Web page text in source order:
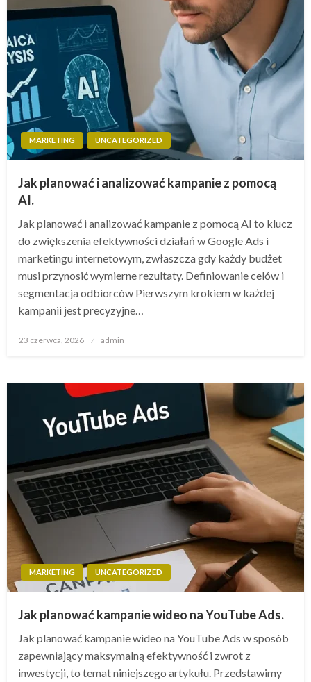
MARKETING UNCATEGORIZED
Jak planować i analizować kampanie z pomocą
AI.
Jak planować i analizować kampanie z pomocą AI to klucz
do zwiększenia efektywności działań w Google Ads i
marketingu internetowym, zwłaszcza gdy każdy budżet
musi przynosić wymierne rezultaty. Definiowanie celów i
segmentacja odbiorców Pierwszym krokiem w każdej
kampanii jest precyzyjne…
Opublikowane
23 czerwca, 2026 admin
MARKETING UNCATEGORIZED
Jak planować kampanie wideo na YouTube Ads.
Jak planować kampanie wideo na YouTube Ads w sposób
zapewniający maksymalną efektywność i zwrot z
inwestycji, to temat niniejszego artykułu. Przedstawimy